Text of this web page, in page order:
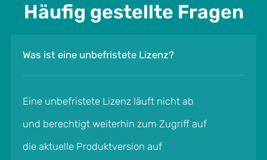
Häufig gestellte Fragen
Was ist eine unbefristete Lizenz?
Eine unbefristete Lizenz läuft nicht ab
und berechtigt weiterhin zum Zugriff auf
die aktuelle Produktversion auf